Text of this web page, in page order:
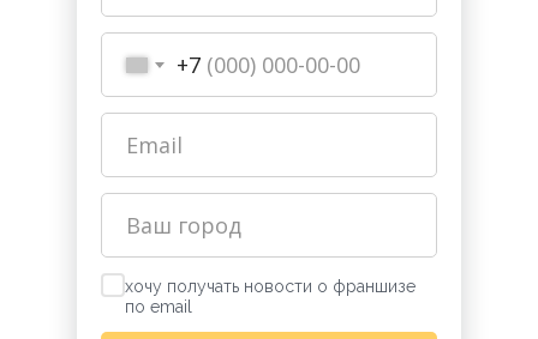
+7
хочу получать новости о франшизе
по email